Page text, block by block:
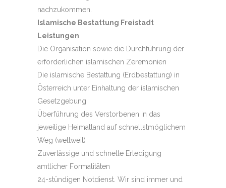
nachzukommen.
Islamische Bestattung Freistadt
Leistungen
Die Organisation sowie die Durchführung der
erforderlichen islamischen Zeremonien
Die islamische Bestattung (Erdbestattung) in
Österreich unter Einhaltung der islamischen
Gesetzgebung
Überführung des Verstorbenen in das
jeweilige Heimatland auf schnellstmöglichem
Weg (weltweit)
Zuverlässige und schnelle Erledigung
amtlicher Formalitäten
24-stündigen Notdienst. Wir sind immer und